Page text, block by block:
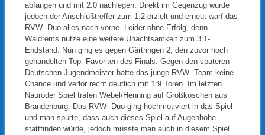
abfangen und mit 2:0 nachlegen. Direkt im Gegenzug wurde
jedoch der Anschlußtreffer zum 1:2 erzielt und erneut warf das
RVW- Duo alles nach vorne. Leider ohne Erfolg, denn
Waldrems nutze eine weitere Unachtsamkeit zum 3:1-
Endstand. Nun ging es gegen Gärtringen 2, den zuvor hoch
gehandelten Top- Favoriten des Finals. Gegen den späteren
Deutschen Jugendmeister hatte das junge RVW- Team keine
Chance und verlor recht deutlich mit 1:9 Toren. Im letzten
Nauroder Spiel trafen Webel/Henning auf Großkoschen aus
Brandenburg. Das RVW- Duo ging hochmotiviert in das Spiel
und man spürte, dass auch dieses Spiel auf Augenhöhe
stattfinden würde, jedoch musste man auch in diesem Spiel